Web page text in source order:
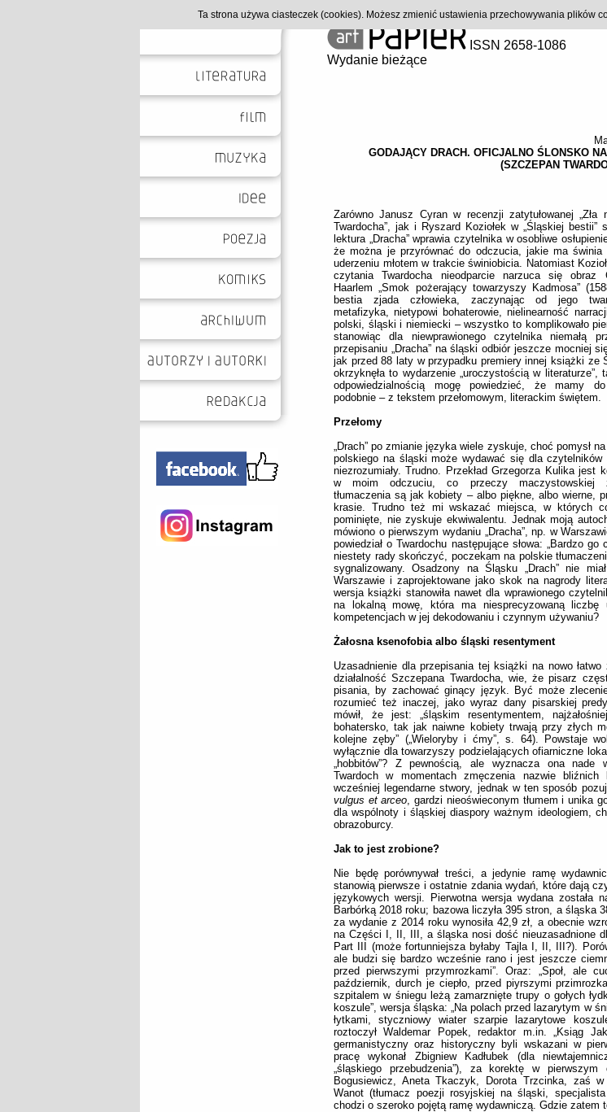
ISSN 2658-1086
Wydanie bieżące
GODAJĄCY DRACH. OFICJALNO ŚLONSKO
(SZCZEPAN
Zarówno Janusz Cyran w recenzji zatytułowanej „Zła
Twardocha”, jak i Ryszard Koziołek w „Śląskiej bestii”
lektura „Dracha” wprawia czytelnika w osobliwe
że można je przyrównać do odczucia, jakie ma świnia
uderzeniu młotem w trakcie świniobicia. Natomiast
czytania Twardocha nieodparcie narzuca się obraz
Haarlem „Smok pożerający towarzyszy Kadmosa”
bestia zjada człowieka, zaczynając od jego
metafizyka, nietypowi bohaterowie, nielinearność
polski, śląski i niemiecki – wszystko to komplikowało
stanowiąc dla niewprawionego czytelnika niemałą
przepisaniu „Dracha” na śląski odbiór jeszcze mocniej
jak przed 88 laty w przypadku premiery innej książki ze
okrzyknęła to wydarzenie „uroczystością w literaturze”,
odpowiedzialnością mogę powiedzieć, że mamy
podobnie – z tekstem przełomowym, literackim świętem.
Przełomy
„Drach” po zmianie języka wiele zyskuje, choć pomysł
polskiego na śląski może wydawać się dla czytelników
niezrozumiały. Trudno. Przekład Grzegorza Kulika jest
w moim odczuciu, co przeczy maczystowskiej
tłumaczenia są jak kobiety – albo piękne, albo wierne,
krasie. Trudno też mi wskazać miejsca, w których
pominięte, nie zyskuje ekwiwalentu. Jednak moją
mówiono o pierwszym wydaniu „Dracha”, np. w
powiedział o Twardochu następujące słowa: „Bardzo
niestety rady skończyć, poczekam na polskie
sygnalizowany. Osadzony na Śląsku „Drach” nie
Warszawie i zaprojektowane jako skok na nagrody
wersja książki stanowiła nawet dla wprawionego
na lokalną mowę, która ma niesprecyzowaną liczbę
kompetencjach w jej dekodowaniu i czynnym używaniu?
Żałosna ksenofobia albo śląski resentyment
Uzasadnienie dla przepisania tej książki na nowo
działalność Szczepana Twardocha, wie, że pisarz
pisania, by zachować ginący język. Być może
rozumieć też inaczej, jako wyraz dany pisarskiej
mówił, że jest: „śląskim resentymentem,
bohatersko, tak jak naiwne kobiety trwają przy złych
kolejne zęby” („Wieloryby i ćmy”, s. 64). Powstaje
wyłącznie dla towarzyszy podzielających ofiarniczne
„hobbitów”? Z pewnością, ale wyznacza ona nade
Twardoch w momentach zmęczenia nazwie
wcześniej legendarne stwory, jednak w ten sposób
vulgus et arceo, gardzi nieoświeconym tłumem i unika
dla wspólnoty i śląskiej diaspory ważnym ideologiem,
obrazoburcy.
Jak to jest zrobione?
Nie będę porównywał treści, a jedynie ramę
stanowią pierwsze i ostatnie zdania wydań, które dają
językowych wersji. Pierwotna wersja wydana została
Barbórką 2018 roku; bazowa liczyła 395 stron, a śląska
za wydanie z 2014 roku wynosiła 42,9 zł, a obecnie
na Części I, II, III, a śląska nosi dość nieuzasadnione
Part III (może fortunniejsza byłaby Tajla I, II, III?).
ale budzi się bardzo wcześnie rano i jest jeszcze
przed pierwszymi przymrozkami”. Oraz: „Społ,
październik, durch je ciepło, przed piyrszymi
szpitalem w śniegu leżą zamarznięte trupy o gołych
koszule”, wersja śląska: „Na polach przed lazarytym w
łytkami, styczniowy wiater szarpie lazarytowe
roztoczył Waldemar Popek, redaktor m.in. „Ksiąg
germanistyczny oraz historyczny byli wskazani w
pracę wykonał Zbigniew Kadłubek (dla
„śląskiego przebudzenia”), za korektę w pierwszym
Bogusiewicz, Aneta Tkaczyk, Dorota Trzcinka, zaś w
Wanot (tłumacz poezji rosyjskiej na śląski,
chodzi o szeroko pojętą ramę wydawniczą. Gdzie zatem
Ta strona używa ciasteczek (cookies). Możesz zmienić ustawienia przechowywania plików